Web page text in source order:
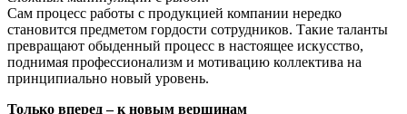
Сам процесс работы с продукцией компании нередко
становится предметом гордости сотрудников. Такие таланты
превращают обыденный процесс в настоящее искусство,
поднимая профессионализм и мотивацию коллектива на
принципиально новый уровень.
Только вперед – к новым вершинам